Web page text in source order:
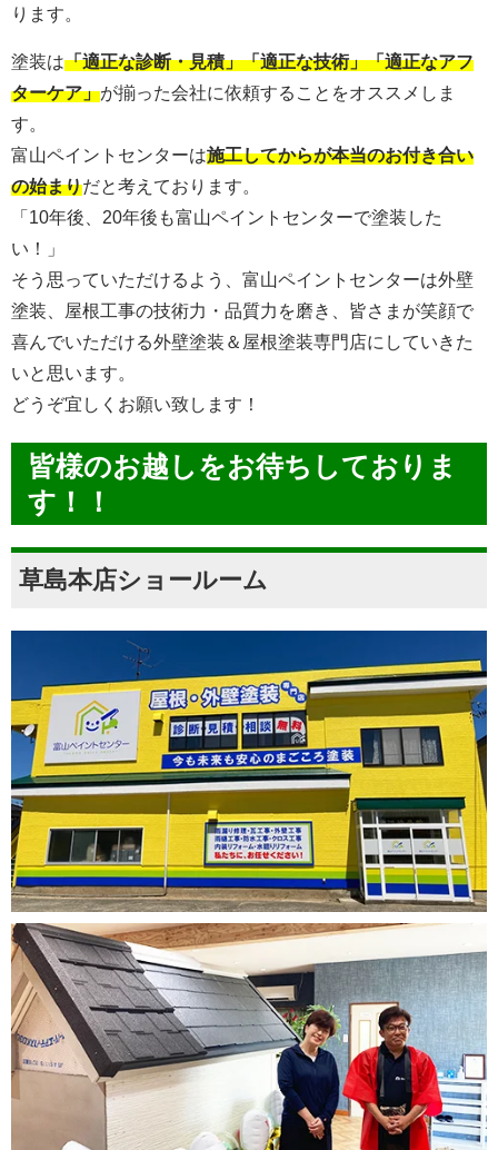
ります。
塗装は「適正な診断・見積」「適正な技術」「適正なアフ
ターケア」が揃った会社に依頼することをオススメしま
す。
富山ペイントセンターは施工してからが本当のお付き合い
の始まりだと考えております。
「10年後、20年後も富山ペイントセンターで塗装した
い！」
そう思っていただけるよう、富山ペイントセンターは外壁
塗装、屋根工事の技術力・品質力を磨き、皆さまが笑顔で
喜んでいただける外壁塗装＆屋根塗装専門店にしていきた
いと思います。
どうぞ宜しくお願い致します！
皆様のお越しをお待ちしておりま
す！！
草島本店ショールーム